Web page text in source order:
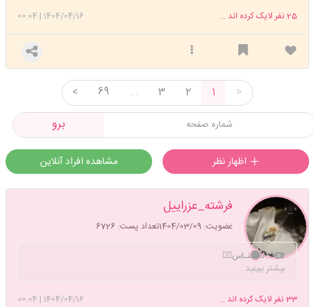
1404/04/16
|
00:04 25نفر لایک کرده اند ...
>
1
2
3
...
69
<
برو
مشاهده افراد آنلاین
فرشته_عزراییل
عضویت: 1404/03/09 تعداد پست: 6726
•_•
نآشـنـاس‌🧚‍♀️
بیشتر ببینید
1404/04/16
|
00:04 33نفر لایک کرده اند ...